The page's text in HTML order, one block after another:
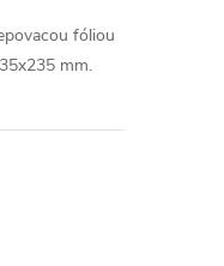
fóliou
mm.